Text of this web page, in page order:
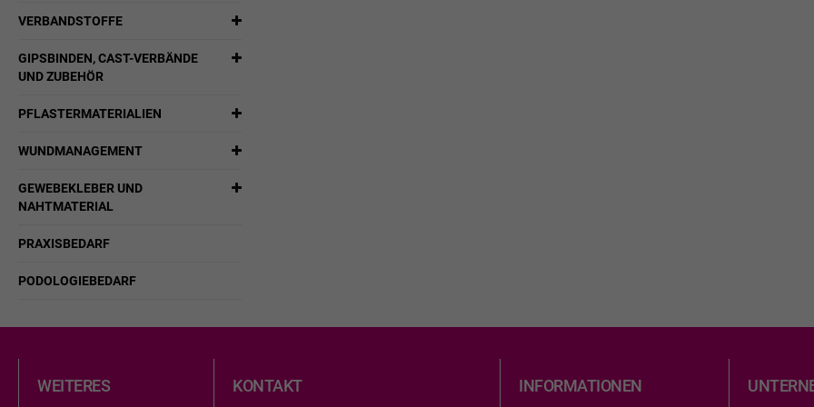
VERBANDSTOFFE
GIPSBINDEN, CAST-VERBÄNDE
UND ZUBEHÖR
PFLASTERMATERIALIEN
WUNDMANAGEMENT
GEWEBEKLEBER UND
NAHTMATERIAL
PRAXISBEDARF
PODOLOGIEBEDARF
WEITERES KONTAKT INFORMATIONEN